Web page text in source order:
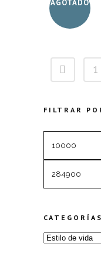
FILTRAR
CATEGORÍAS
AGOTADO
1